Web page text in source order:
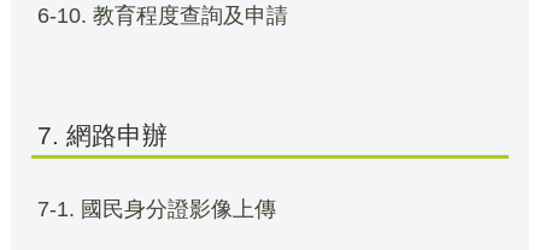
6-10. 教育程度查詢及申請
7. 網路申辦
7-1. 國民身分證影像上傳